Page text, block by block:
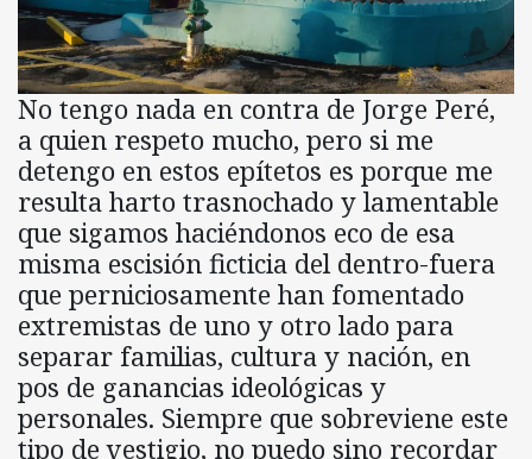
No tengo nada en contra de Jorge Peré,
a quien respeto mucho, pero si me
detengo en estos epítetos es porque me
resulta harto trasnochado y lamentable
que sigamos haciéndonos eco de esa
misma escisión ficticia del dentro-fuera
que perniciosamente han fomentado
extremistas de uno y otro lado para
separar familias, cultura y nación, en
pos de ganancias ideológicas y
personales. Siempre que sobreviene este
tipo de vestigio, no puedo sino recordar